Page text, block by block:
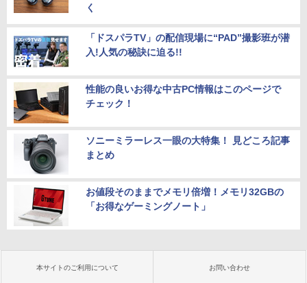
く
「ドスパラTV」の配信現場に“PAD”撮影班が潜
入!人気の秘訣に迫る!!
性能の良いお得な中古PC情報はこのページで
チェック！
ソニーミラーレス一眼の大特集！ 見どころ記事
まとめ
お値段そのままでメモリ倍増！メモリ32GBの
「お得なゲーミングノート」
本サイトのご利用について お問い合わせ